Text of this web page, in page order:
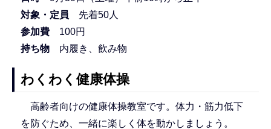
対象・定員 先着50人
参加費100円
持ち物内履き、飲み物
わくわく健康体操
高齢者向けの健康体操教室です。体力・筋力低下
を防ぐため、一緒に楽しく体を動かしましょう。